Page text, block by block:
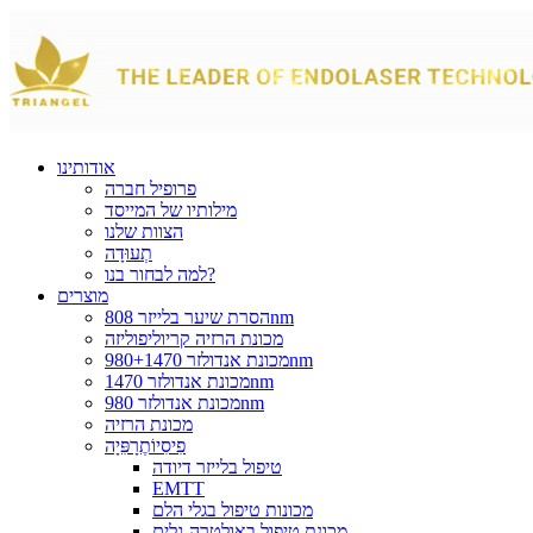
אודותינו
פרופיל חברה
מילותיו של המייסד
הצוות שלנו
תְעוּדָה
למה לבחור בנו?
מוצרים
הסרת שיער בלייזר 808nm
מכונת הרזיה קריוליפוליזה
מכונת אנדולזר 980+1470nm
מכונת אנדולזר 1470nm
מכונת אנדולזר 980nm
מכונת הרזיה
פִיסִיוֹתֶרָפִּיָה
טיפול בלייזר דיודה
EMTT
מכונות טיפול בגלי הלם